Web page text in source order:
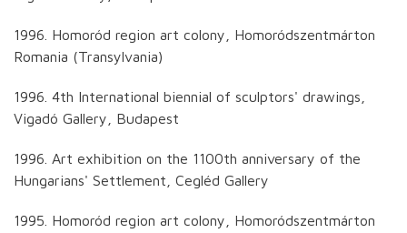
1996. Homoród region art colony, Homoródszentmárton
Romania (Transylvania)
1996. 4th International biennial of sculptors' drawings,
Vigadó Gallery, Budapest
1996. Art exhibition on the 1100th anniversary of the
Hungarians' Settlement, Cegléd Gallery
1995. Homoród region art colony, Homoródszentmárton